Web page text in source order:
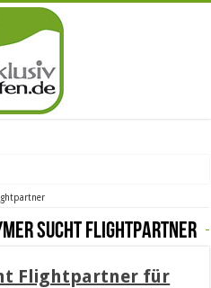
sucht flightpartner
Flightpartner für